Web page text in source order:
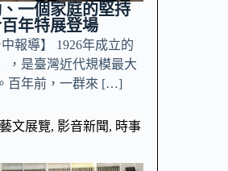
一個家庭的堅持
年特展登場
報導】 1926年成立的
，是臺灣近代規模最大
百年前，一群來 […]
藝文展覽, 影音新聞, 時事